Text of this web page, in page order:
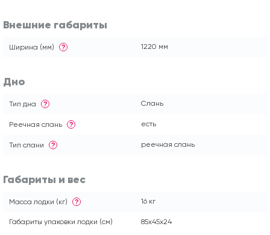
Внешние габариты
Ширина (мм) ? 1220 мм
Дно
Тип дна ? Слань
Реечная слань ? есть
Тип слани ? реечная слань
Габариты и вес
Масса лодки (кг) ? 16 кг
Габариты упаковки лодки (см) 85x45x24